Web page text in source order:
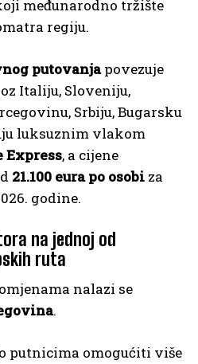
međunarodno tržište
regiju.
putovanjapovezuje
Italiju, Sloveniju,
Srbiju, Bugarsku
luksuznim vlakom
Express, a cijene
21.100 eura po osobi za
godine.
na jednoj od
ruta
nalazi se
.
putnicima omogućiti više